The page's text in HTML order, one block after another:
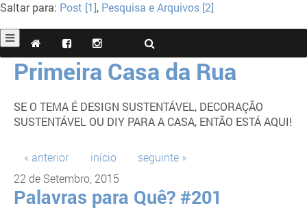
Saltar para: Post [1], Pesquisa e Arquivos [2]
Primeira Casa da Rua
SE O TEMA É DESIGN SUSTENTÁVEL, DECORAÇÃO
SUSTENTÁVEL OU DIY PARA A CASA, ENTÃO ESTÁ AQUI!
« anterior início
seguinte »
22 de Setembro, 2015
Palavras para Quê? #201